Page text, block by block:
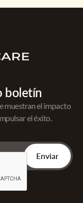
boletín
muestran el impacto
el éxito.